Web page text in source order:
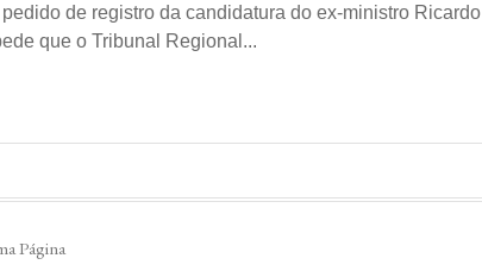
de registro da candidatura do ex-ministro Ricardo
que o Tribunal Regional...
Página